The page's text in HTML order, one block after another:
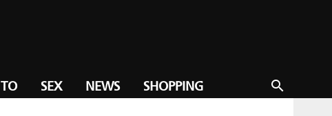
search
SEX NEWS SHOPPING